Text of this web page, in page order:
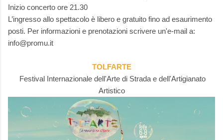
Inizio concerto ore 21.30
L’ingresso allo spettacolo è libero e gratuito fino ad esaurimento
posti. Per informazioni e prenotazioni scrivere un'e-mail a:
info@promu.it
TOLFARTE
Festival Internazionale dell'Arte di Strada e dell'Artigianato
Artistico